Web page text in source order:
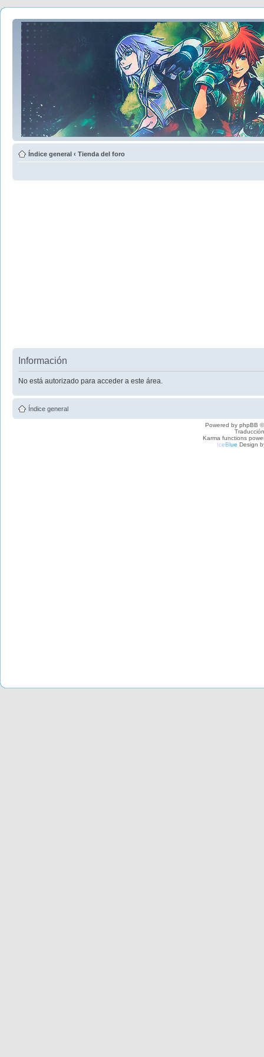
Índice general ‹ Tienda del foro
Información
No está autorizado para acceder a este área.
Índice general
Powered by phpBB
Karma functions
IceBlue Design